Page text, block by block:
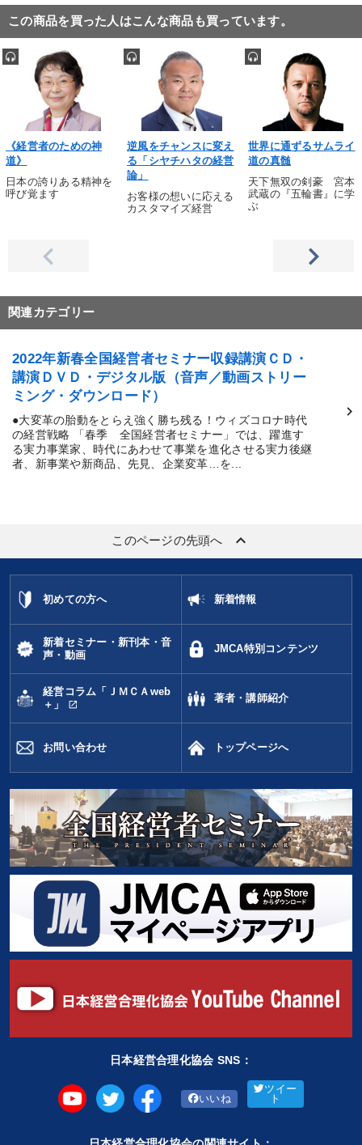
この商品を買った人はこんな商品も買っています。
《経営者のための神
道》
日本の誇りある精神を
呼び覚ます
逆風をチャンスに変え
る「シヤチハタの経営
論」
お客様の想いに応える
カスタマイズ経営
世界に通ずるサムライ
道の真髄
天下無双の剣豪 宮本
武蔵の『五輪書』に学
ぶ
関連カテゴリー
2022年新春全国経営者セミナー収録講演ＣＤ・
講演ＤＶＤ・デジタル版（音声／動画ストリー
ミング・ダウンロード）
●大変革の胎動をとらえ強く勝ち残る！ウィズコロナ時代
の経営戦略 「春季 全国経営者セミナー」では、躍進す
る実力事業家、時代にあわせて事業を進化させる実力後継
者、新事業や新商品、先見、企業変革…を...
このページの先頭へ keyboard_arrow_up
初めての方へ 新着情報
新着セミナー・新刊本・音
声・動画
JMCA特別コンテンツ
経営コラム「ＪＭＣＡweb
＋」
open_in_new
著者・講師紹介
お問い合わせ トップページへ
日本経営合理化協会 SNS：
いいね
ツイー
ト